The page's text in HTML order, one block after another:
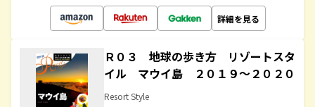
詳細を見る
Ｒ０３ 地球の歩き方 リゾートスタ
イル マウイ島 ２０１９～２０２０
Resort Style